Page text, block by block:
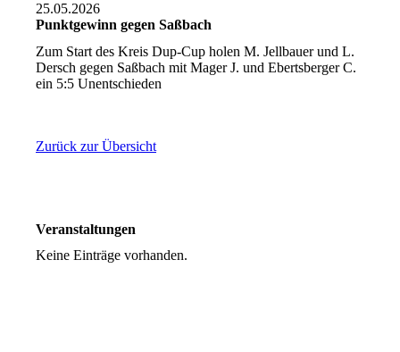
25.05.2026
Punktgewinn gegen Saßbach
Zum Start des Kreis Dup-Cup holen M. Jellbauer und L.
Dersch gegen Saßbach mit Mager J. und Ebertsberger C.
ein 5:5 Unentschieden
Zurück zur Übersicht
Veranstaltungen
Keine Einträge vorhanden.